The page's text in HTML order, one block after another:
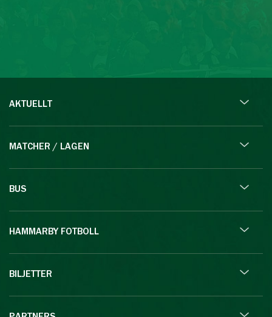
AKTUELLT
MATCHER / LAGEN
BUS
HAMMARBY FOTBOLL
BILJETTER